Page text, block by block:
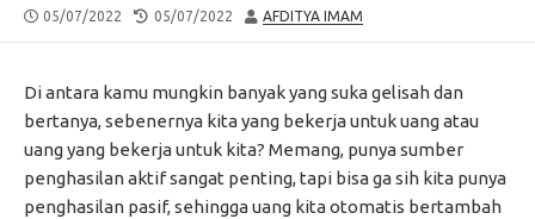
PUBLISHED
05/07/2022
LAST
05/07/2022 AUTHOR
AFDITYA IMAM
Di antara kamu mungkin banyak yang suka gelisah dan
bertanya, sebenernya kita yang bekerja untuk uang atau
uang yang bekerja untuk kita? Memang, punya sumber
penghasilan aktif sangat penting, tapi bisa ga sih kita punya
penghasilan pasif, sehingga uang kita otomatis bertambah